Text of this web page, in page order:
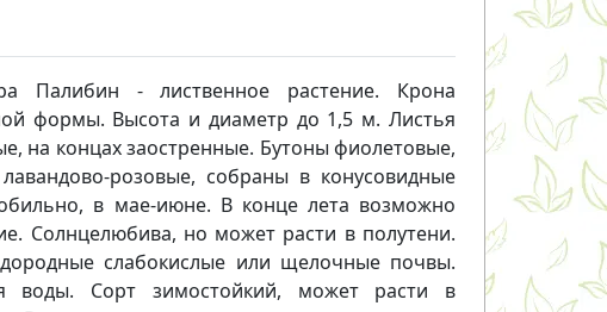
Палибин - лиственное растение. Крона
формы. Высота и диаметр до 1,5 м. Листья
на концах заостренные. Бутоны фиолетовые,
розовые, собраны в конусовидные
в мае-июне. В конце лета возможно
Солнцелюбива, но может расти в полутени.
слабокислые или щелочные почвы.
воды. Сорт зимостойкий, может расти в